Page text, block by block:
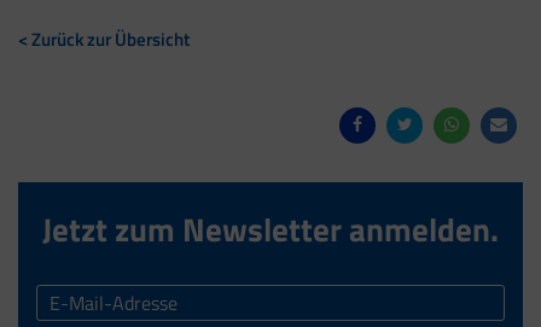
< Zurück zur Übersicht
Jetzt zum Newsletter anmelden.